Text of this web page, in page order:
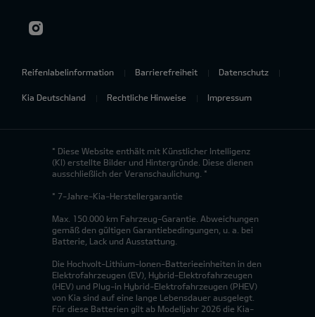
Reifenlabelinformation Barrierefreiheit Datenschutz
Kia Deutschland Rechtliche Hinweise Impressum
* Diese Website enthält mit Künstlicher Intelligenz
(KI) erstellte Bilder und Hintergründe. Diese dienen
ausschließlich der Veranschaulichung. *
* 7-Jahre-Kia-Herstellergarantie
Max. 150.000 km Fahrzeug-Garantie. Abweichungen
gemäß den gültigen Garantiebedingungen, u. a. bei
Batterie, Lack und Ausstattung.
Die Hochvolt-Lithium-Ionen-Batterieeinheiten in den
Elektrofahrzeugen (EV), Hybrid-Elektrofahrzeugen
(HEV) und Plug-in Hybrid-Elektrofahrzeugen (PHEV)
von Kia sind auf eine lange Lebensdauer ausgelegt.
Für diese Batterien gilt ab Modelljahr 2026 die Kia-